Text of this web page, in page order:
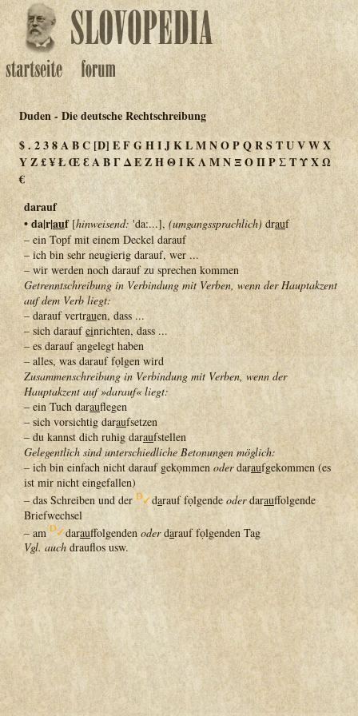
Duden - Die deutsche Rechtschreibung
$.238ABC [D] EFGHIJKLMNOPQRS TUVWX
YZ£¥ŁŒƐΑΒΓΔΕΖΗΘΙΚΛΜΝΞΟΠΡΣΤΥΧΩ
€
darauf
• da|r|auf [hinweisend: 'da:...], (umgangssprachlich) drauf
– ein Topf mit einem Deckel darauf
– ich bin sehr neugierig darauf, wer ...
– wir werden noch darauf zu sprechen kommen
Getrenntschreibung in Verbindung mit Verben, wenn der Hauptakzent
auf dem Verb liegt:
– darauf vertrauen, dass ...
– sich daraufeinrichten, dass ...
– es darauf ạngelegt haben
– alles, was darauf fọlgen wird
Zusammenschreibung in Verbindung mit Verben, wenn der
Hauptakzent auf »darauf« liegt:
– ein Tuch darauflegen
– sich vorsichtig daraufsetzen
– du kannst dich ruhig daraufstellen
Gelegentlich sind unterschiedliche Betonungen möglich:
– ich bin einfach nicht darauf gekọmmen oderdaraufgekommen (es
ist mir nicht eingefallen)
– das Schreiben und derD✓darauf fọlgendeoderdarauffolgende
Briefwechsel
– am D✓darauffolgendenoderdarauf fọlgenden Tag
Vgl. auch drauflos usw.